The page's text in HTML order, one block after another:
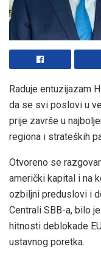
Raduje entuzijazam
da se svi poslovi u
prije završe u
regiona i strateških
Otvoreno se
američki kapital i na
ozbiljni preduslovi i
Centrali SBB-a, bilo
hitnosti deblokade
ustavnog poretka.